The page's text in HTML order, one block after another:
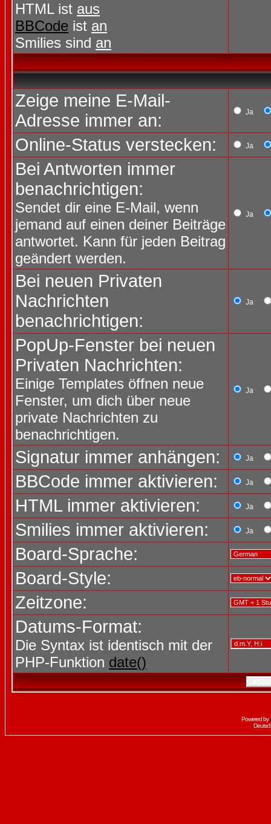
HTML ist aus
BBCode ist an
Smilies sind an
Zeige meine E-Mail-
Adresse immer an:
Ja
Online-Status verstecken: Ja
Bei Antworten immer
benachrichtigen:
Sendet dir eine E-Mail, wenn
jemand auf einen deiner Beiträge
antwortet. Kann für jeden Beitrag
geändert werden.
Ja
Bei neuen Privaten
Nachrichten
benachrichtigen:
Ja
PopUp-Fenster bei neuen
Privaten Nachrichten:
Einige Templates öffnen neue
Fenster, um dich über neue
private Nachrichten zu
benachrichtigen.
Ja
Signatur immer anhängen: Ja
BBCode immer aktivieren: Ja
HTML immer aktivieren: Ja
Smilies immer aktivieren: Ja
Board-Sprache:
Board-Style:
Zeitzone:
Datums-Format:
Die Syntax ist identisch mit der
PHP-Funktion date()
Powered by